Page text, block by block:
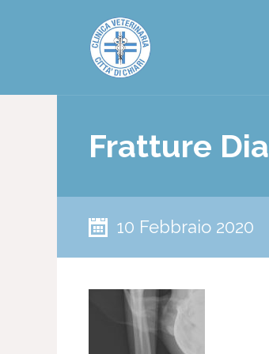
Fratture
10 Febbraio 2020